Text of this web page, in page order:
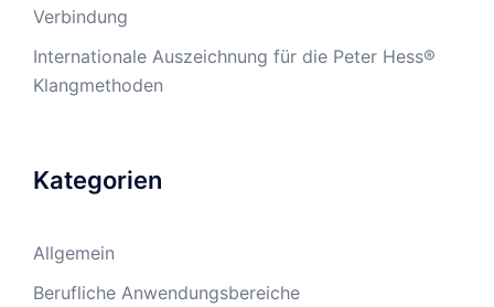
Verbindung
Internationale Auszeichnung für die Peter Hess®
Klangmethoden
Kategorien
Allgemein
Berufliche Anwendungsbereiche